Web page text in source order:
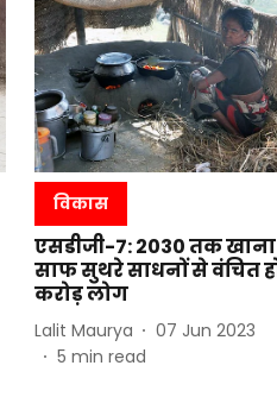
विकास
एसडीजी-7: 2030 तक
साफ सुथरे साधनों से वंचित
करोड़ लोग
Lalit Maurya
07 Jun 2023
5 min read